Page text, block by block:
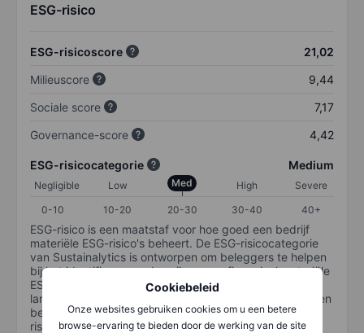
Cookiebeleid
Onze websites gebruiken cookies om u een betere
browse-ervaring te bieden door de werking van de site
ESG-risico
ESG-risicoscore
21,02
Milieuscore
9,44
Sociale score
7,17
Governance-score
4,42
ESG-risicocategorie Medium
Negligible Low Med High
Severe
0-10
10-20 20-30 30-40 40+
ESG-risico is een maatstaf voor hoe goed een bedrijf
materiële ESG-risico's beheert. De ESG-risicocategorie
van Sustainalytics is ontworpen om beleggers te helpen
bij het identificeren en begrijpen van financieel materiële
ESG-risico's op bedrijfsniveau en hoe deze de
langetermijnprestaties van aandelenbeleggingen kunnen
beïnvloeden. De schaal loopt van 0-100. Hoe lager het
risico, hoe beter (0 staat voor geen risico en 100 voor